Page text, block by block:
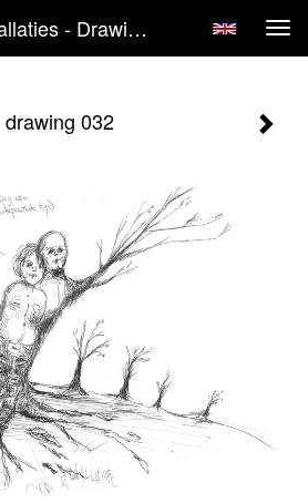
Float Kinetisch Installaties - Drawing 032
drawing 032